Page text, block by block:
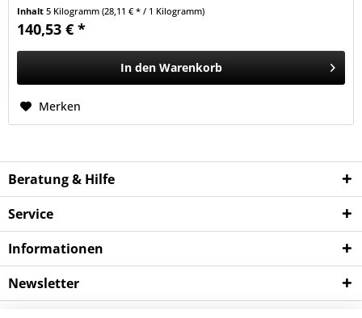
Inhalt5 Kilogramm(28,11 € * / 1 Kilogramm)
140,53 € *
In den Warenkorb
Merken
Beratung & Hilfe
Service
Informationen
Newsletter